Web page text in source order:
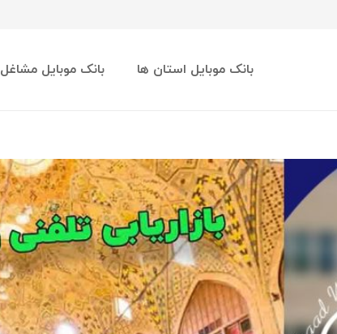
بانک موبایل استان ها بانک موبایل مشاغل